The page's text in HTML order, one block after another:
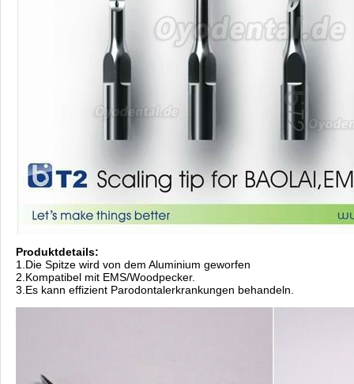
Produktdetails:
1.Die Spitze wird von dem Aluminium geworfen
2.Kompatibel mit EMS/Woodpecker.
3.Es kann effizient Parodontalerkrankungen behandeln.